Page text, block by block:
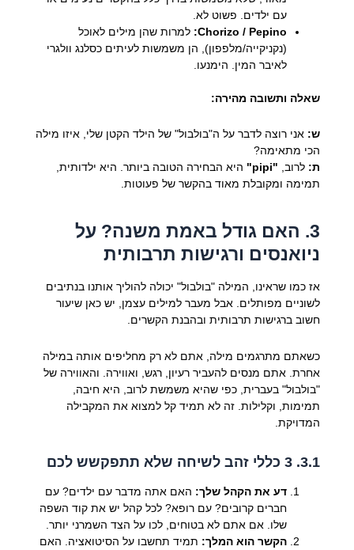
עם ילדים. פשוט לא.
Chorizo / Pepino: למרות שהן מילים לאוכל
(נקניקייה/מלפפון), הן משמשות לעיתים כסלנג וולגרי
לאיבר המין. הימנעו.
שאלה ותשובה מהירה:
ש: אני רוצה לדבר על ה"בולבול" של הילד הקטן שלי, איזו מילה
הכי מתאימה?
ת: לרוב, "pipi"
היא הבחירה הטובה ביותר. היא ילדותית,
תמימה ומקובלת מאוד בהקשר של פעוטות.
3. האם גודל באמת משנה? על
ניואנסים ורגישות תרבותית
אז כמו שראינו, המילה "בולבול" יכולה להוליך אותנו בנתיבים
לשוניים מפותלים. אבל מעבר למילים עצמן, יש כאן שיעור
חשוב ברגישות תרבותית ובהבנת הקשרים.
כשאתם מתרגמים מילה, אתם לא רק מחליפים אותה במילה
אחרת. אתם מנסים להעביר רעיון, רגש, ואווירה. והאווירה של
"בולבול" בעברית, כפי שהיא משמשת לרוב, היא חיבה,
תמימות, וקלילות. זה לא תמיד קל למצוא את המקבילה
המדויקת.
3.1. 3 כללי זהב לשיחה שלא תתפקשש לכם
דע את הקהל שלך: האם אתה מדבר עם ילדים? עם
חברים קרובים? עם רופא? לכל קהל יש את קוד השפה
שלו. אם אתם לא בטוחים, לכו על הצד השמרני יותר.
הקשר הוא המלך: תמיד תחשבו על הסיטואציה. האם